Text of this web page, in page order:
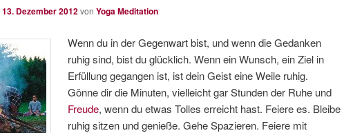
13. Dezember 2012von Yoga Meditation
Wenn du in der Gegenwart bist, und wenn die Gedanken
ruhig sind, bist du glücklich. Wenn ein Wunsch, ein Ziel in
Erfüllung gegangen ist, ist dein Geist eine Weile ruhig.
Gönne dir die Minuten, vielleicht gar Stunden der Ruhe und
Freude, wenn du etwas Tolles erreicht hast. Feiere es. Bleibe
ruhig sitzen und genieße. Gehe Spazieren. Feiere mit